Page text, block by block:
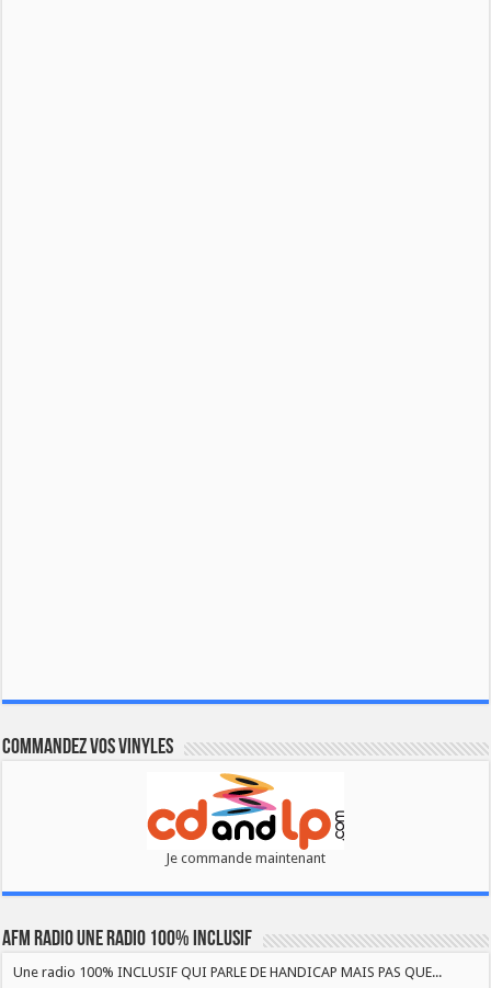
Commandez vos vinyles
Je commande maintenant
AFM RADIO UNE RADIO 100% INCLUSIF
Une radio 100% INCLUSIF QUI PARLE DE HANDICAP MAIS PAS QUE...